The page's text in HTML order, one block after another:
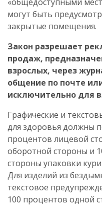
могут быть
закрытые помещения.
Закон разрешает
продаж,
взрослых, через
общение по почте
исключительно для
Графические и
для здоровья должны
процентов лицевой
оборотной стороны и
стороны упаковки
Для изделий из
текстовое
100 процентов одной